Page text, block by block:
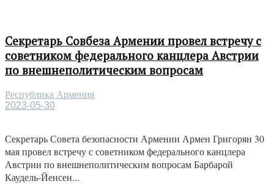
Секретарь Совбеза Армении провел встречу с
советником федерального канцлера Австрии
по внешнеполитическим вопросам
Республика Армения
2023-05-30
Секретарь Совета безопасности Армении Армен Григорян 30
мая провел встречу с советником федерального канцлера
Австрии по внешнеполитическим вопросам Барбарой
Каудель-Йенсен...